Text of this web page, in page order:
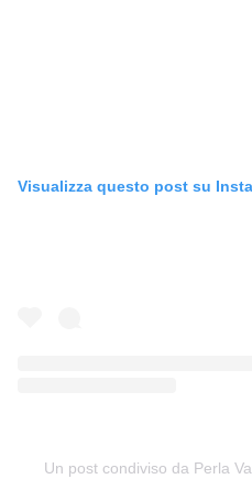
Visualizza questo post su
Un post condiviso da Perla